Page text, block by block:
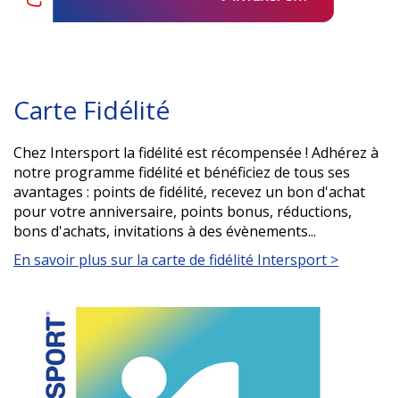
Carte Fidélité
Chez Intersport la fidélité est récompensée ! Adhérez à
notre programme fidélité et bénéficiez de tous ses
avantages : points de fidélité, recevez un bon d'achat
pour votre anniversaire, points bonus, réductions,
bons d'achats, invitations à des évènements...
En savoir plus sur la carte de fidélité Intersport >